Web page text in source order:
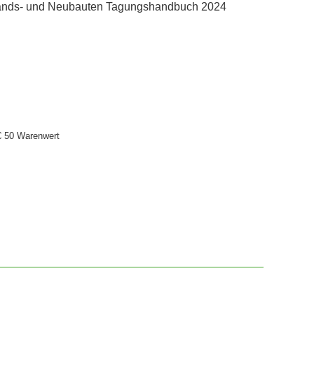
und Neubauten Tagungshandbuch 2024
50 Warenwert